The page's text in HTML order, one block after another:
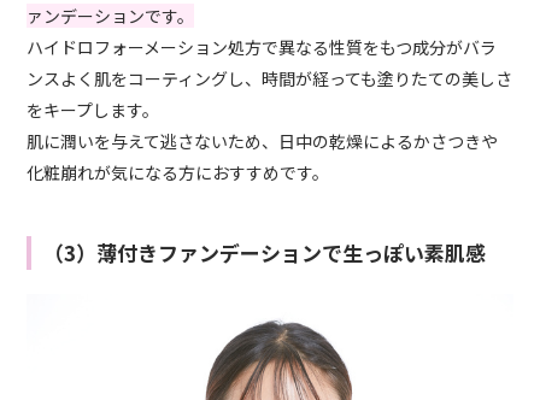
ァンデーションです。
ハイドロフォーメーション処方で異なる性質をもつ成分がバラ
ンスよく肌をコーティングし、時間が経っても塗りたての美しさ
をキープします。
肌に潤いを与えて逃さないため、日中の乾燥によるかさつきや
化粧崩れが気になる方におすすめです。
（3）薄付きファンデーションで生っぽい素肌感